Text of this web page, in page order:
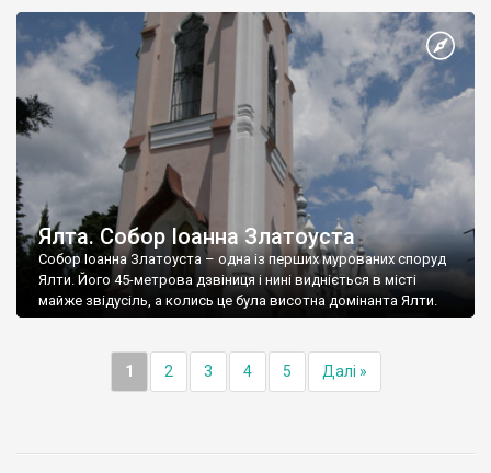
Ялта. Собор Іоанна Златоуста
Собор Іоанна Златоуста – одна із перших мурованих споруд
Ялти. Його 45-метрова дзвіниця і нині видніється в місті
майже звідусіль, а колись це була висотна домінанта Ялти.
1 2 3 4 5 Далі »